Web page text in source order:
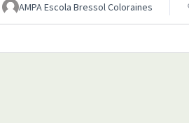
AMPA Escola Bressol Coloraines